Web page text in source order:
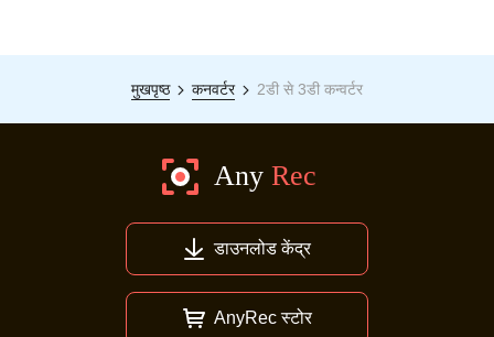
मुखपृष्ठ कनवर्टर 2डी से 3डी कन्वर्टर
डाउनलोड केंद्र
AnyRec स्टोर